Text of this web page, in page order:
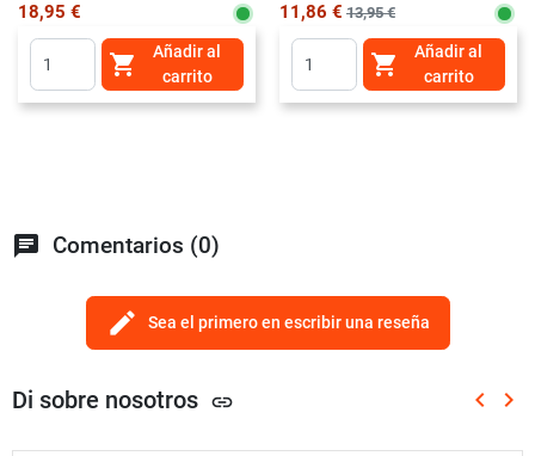
18,95 €

Añadir al
carrito
11,86 € 13,95 €

Añadir al
carrito
chat Comentarios (0)
edit Sea el primero en escribir una reseña
Di sobre nosotros link keyboard_arrow_left keyboard_arrow_right